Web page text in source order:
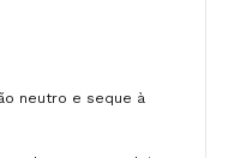
neutro e seque à